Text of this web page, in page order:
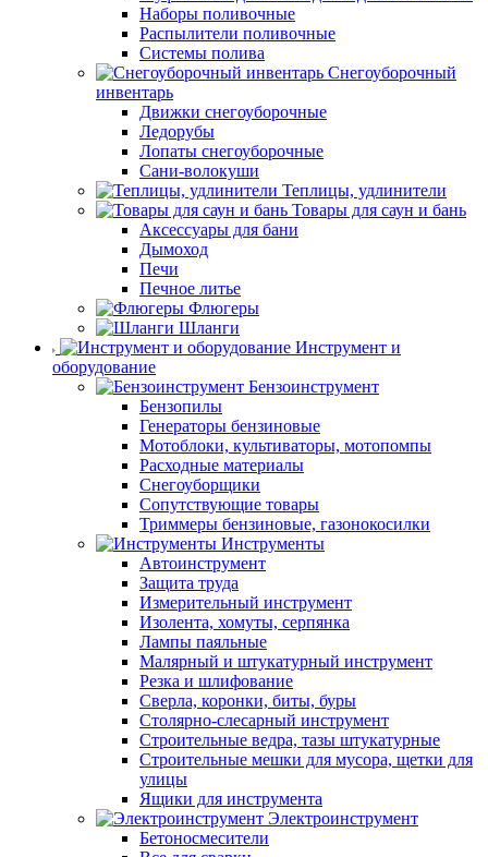
Наборы поливочные
Распылители поливочные
Системы полива
Снегоуборочный
инвентарь
Движки снегоуборочные
Ледорубы
Лопаты снегоуборочные
Сани-волокуши
Теплицы, удлинители
Товары для саун и бань
Аксессуары для бани
Дымоход
Печи
Печное литье
Флюгеры
Шланги
Инструмент и
оборудование
Бензоинструмент
Бензопилы
Генераторы бензиновые
Мотоблоки, культиваторы, мотопомпы
Расходные материалы
Снегоуборщики
Сопутствующие товары
Триммеры бензиновые, газонокосилки
Инструменты
Автоинструмент
Защита труда
Измерительный инструмент
Изолента, хомуты, серпянка
Лампы паяльные
Малярный и штукатурный инструмент
Резка и шлифование
Сверла, коронки, биты, буры
Столярно-слесарный инструмент
Строительные ведра, тазы штукатурные
Строительные мешки для мусора, щетки для
улицы
Ящики для инструмента
Электроинструмент
Бетоносмесители